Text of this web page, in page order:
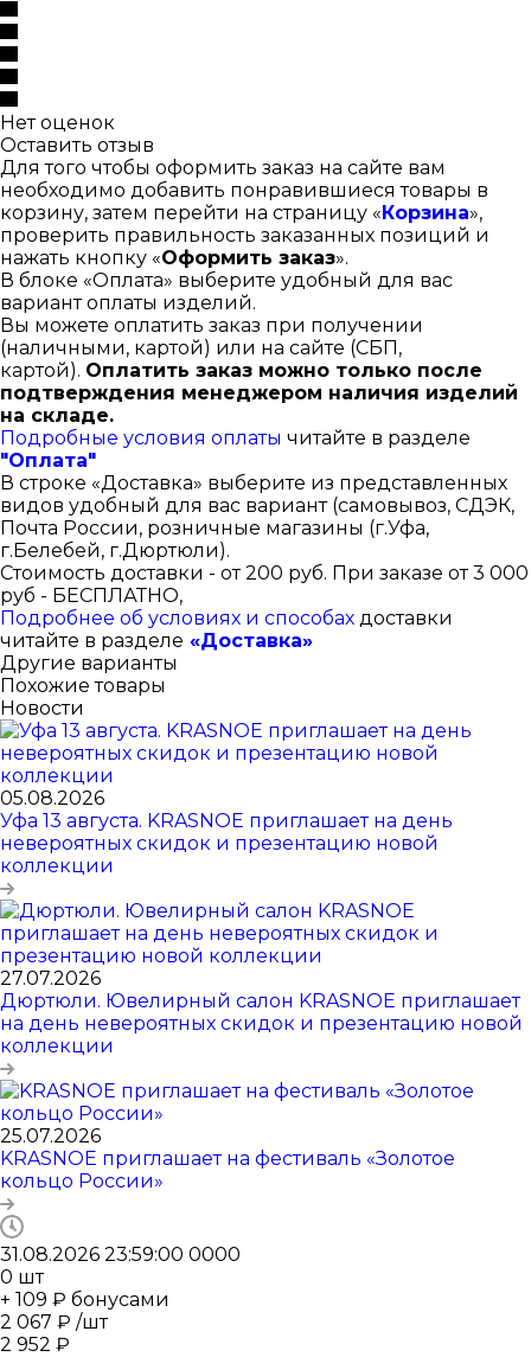
Нет оценок
Оставить отзыв
Для того чтобы оформить заказ на сайте вам
необходимо добавить понравившиеся товары в
корзину, затем перейти на страницу «Корзина»,
проверить правильность заказанных позиций и
нажать кнопку «Оформить заказ».
В блоке «Оплата» выберите удобный для вас
вариант оплаты изделий.
Вы можете оплатить заказ при получении
(наличными, картой) или на сайте (СБП,
картой). Оплатить заказ можно только после
подтверждения менеджером наличия изделий
на складе.
Подробные условия оплаты читайте в разделе
"Оплата"
В строке «Доставка» выберите из представленных
видов удобный для вас вариант (самовывоз, СДЭК,
Почта России, розничные магазины (г.Уфа,
г.Белебей, г.Дюртюли).
Стоимость доставки - от 200 руб. При заказе от 3 000
руб - БЕСПЛАТНО,
Подробнее об условиях и способах доставки
читайте в разделе «Доставка»
Другие варианты
Похожие товары
Новости
05.08.2026
Уфа 13 августа. KRASNOE приглашает на день
невероятных скидок и презентацию новой
коллекции
27.07.2026
Дюртюли. Ювелирный салон KRASNOE приглашает
на день невероятных скидок и презентацию новой
коллекции
25.07.2026
KRASNOE приглашает на фестиваль «Золотое
кольцо России»
31.08.2026 23:59:00 0000
0 шт
+ 109 ₽ бонусами
2 067 ₽ /шт
2 952 ₽